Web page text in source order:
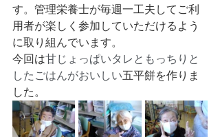
す。管理栄養士が毎週一工夫してご利
用者が楽しく参加していただけるよう
に取り組んでいます。
今回は甘じょっぱいタレともっちりと
したごはんがおいしい五平餅を作りま
した。